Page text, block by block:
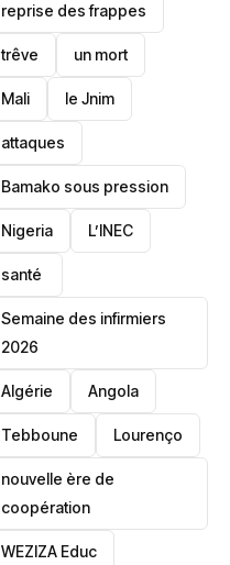
reprise des frappes
trêve un mort
Mali le Jnim
attaques
Bamako sous pression
‎Nigeria L’INEC
santé ‎
Semaine des infirmiers
2026
‎Algérie Angola
Tebboune Lourenço
nouvelle ère de
coopération
‎WEZIZA Educ